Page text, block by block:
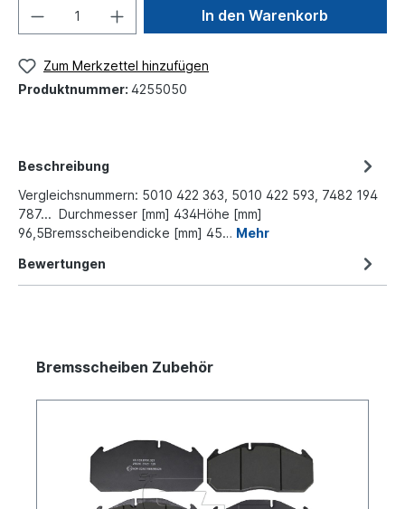
In den Warenkorb
Zum Merkzettel hinzufügen
Produktnummer: 4255050
Beschreibung
Vergleichsnummern: 5010 422 363, 5010 422 593, 7482 194
787... Durchmesser [mm] 434Höhe [mm]
96,5Bremsscheibendicke [mm] 45… Mehr
Bewertungen
Bremsscheiben Zubehör